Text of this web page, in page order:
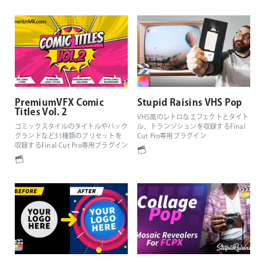
PremiumVFX Comic
Titles Vol. 2
コミックスタイルのタイトルやバック
グランドなど31種類のプリセットを
収録するFinal Cut Pro専用プラグイン
Stupid Raisins VHS Pop
VHS風のレトロなエフェクトとタイト
ル、トランジションを収録するFinal
Cut Pro専用プラグイン